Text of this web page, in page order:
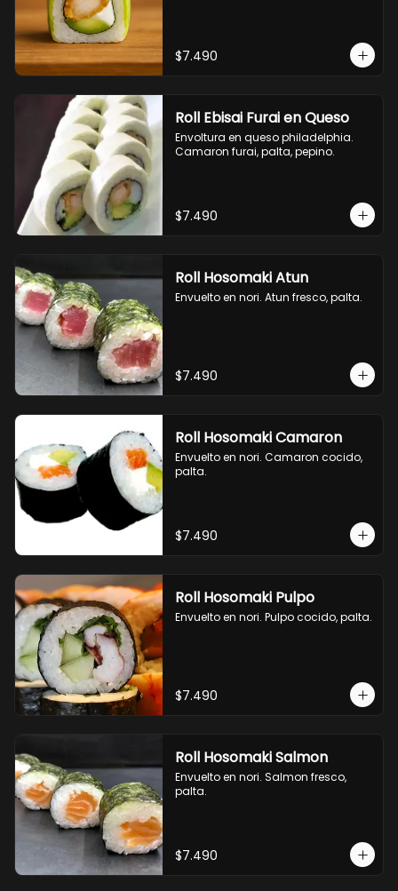
$7.490
Roll Ebisai Furai en Queso
Envoltura en queso philadelphia.
Camaron furai, palta, pepino.
$7.490
Roll Hosomaki Atun
Envuelto en nori. Atun fresco, palta.
$7.490
Roll Hosomaki Camaron
Envuelto en nori. Camaron cocido,
palta.
$7.490
Roll Hosomaki Pulpo
Envuelto en nori. Pulpo cocido, palta.
$7.490
Roll Hosomaki Salmon
Envuelto en nori. Salmon fresco,
palta.
$7.490